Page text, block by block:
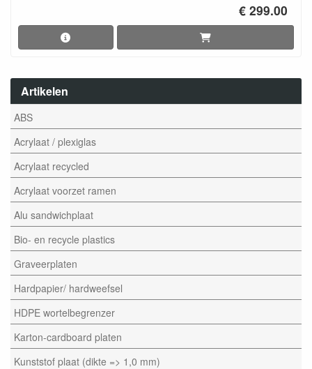
Artikelen
ABS
Acrylaat / plexiglas
Acrylaat recycled
Acrylaat voorzet ramen
Alu sandwichplaat
Bio- en recycle plastics
Graveerplaten
Hardpapier/ hardweefsel
HDPE wortelbegrenzer
Karton-cardboard platen
Kunststof plaat (dikte => 1,0 mm)
€ 299.00